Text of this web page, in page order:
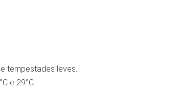
tempestades leves.
e 29°C.